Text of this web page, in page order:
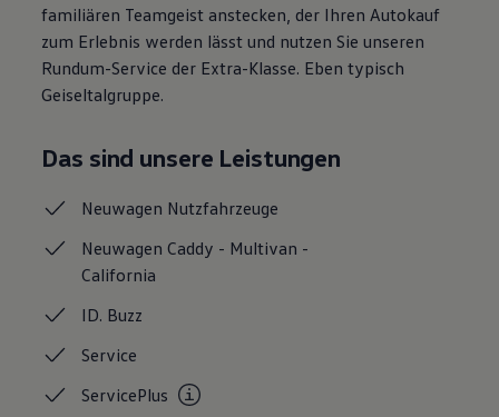
familiären Teamgeist anstecken, der Ihren Autokauf
zum Erlebnis werden lässt und nutzen Sie unseren
Rundum-Service der Extra-Klasse. Eben typisch
Geiseltalgruppe.
Das sind unsere Leistungen
Neuwagen Nutzfahrzeuge
Neuwagen Caddy - Multivan -
California
ID. Buzz
Service
ServicePlus